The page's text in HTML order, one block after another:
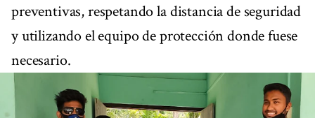
preventivas, respetando la distancia de seguridad
y utilizando el equipo de protección donde fuese
necesario.